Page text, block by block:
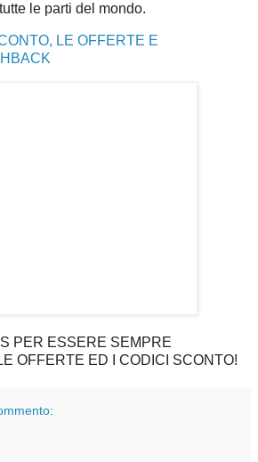
le parti del mondo.
LE OFFERTE E
PER ESSERE SEMPRE
OFFERTE ED I CODICI SCONTO!